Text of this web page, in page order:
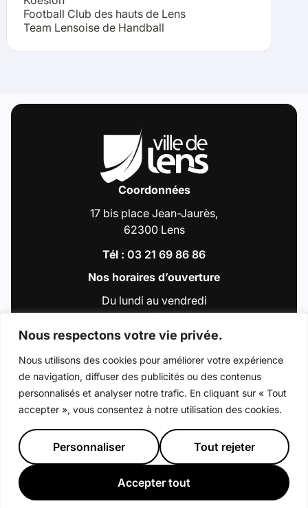
Nous respectons votre vie privée.
Nous utilisons des cookies pour améliorer votre expérience
de navigation, diffuser des publicités ou des contenus
personnalisés et analyser notre trafic. En cliquant sur « Tout
accepter », vous consentez à notre utilisation des cookies.
Personnaliser Tout rejeter
Accepter tout
Football Club des hauts de Lens
Team Lensoise de Handball
Coordonnées
17 bis place Jean-Jaurès,
62300 Lens
Tél : 03 21 69 86 86
Nos horaires d’ouverture
Du lundi au vendredi
de 9h00 à 12h30
et de 13h30 à 18h00
Accéder au compte : Facebook (Lien
Accéder au compte : Instagram (Lien
Accéder au compte : Linkedin
Accéder au compte :
Accéder au compte :
Déclaration d’accessibilité
Préférence de consentement
Crédits : La Jungle